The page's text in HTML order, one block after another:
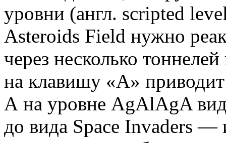
уровни (англ. scripted
Asteroids Field нужно
через несколько
на клавишу «A»
А на уровне AgAlAgA
до вида Space Invaders —